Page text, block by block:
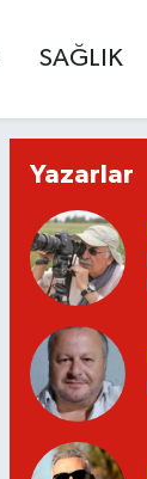
SAĞLIK
Yazarlar